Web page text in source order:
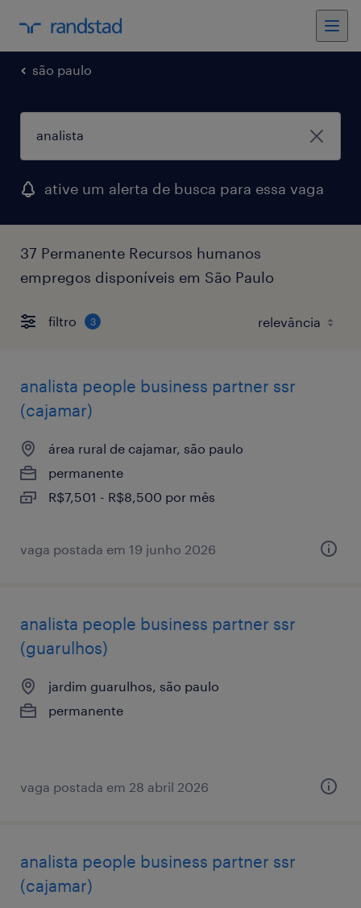
são paulo
ative um alerta de busca para essa vaga
37 Permanente Recursos humanos
empregos disponíveis em São Paulo
filtro 3
analista ​people ​business ​partner ssr
(cajamar)
área rural de cajamar, são paulo
permanente
R$7,501 - R$8,500 por mês
vaga postada em 19 junho 2026
analista ​people ​business ​partner ssr
(guarulhos)
jardim guarulhos, são paulo
permanente
vaga postada em 28 abril 2026
analista ​people ​business ​partner ssr
(cajamar)